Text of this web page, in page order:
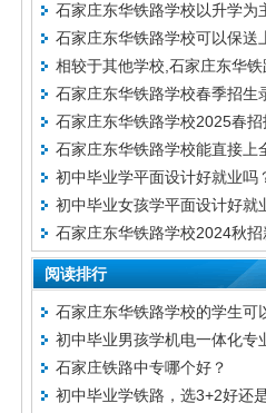
专业有哪些
石家庄东华铁路学校以升学为
主？
石家庄东华铁路学校可以保送
相较于其他学校,石家庄东华
特别的优势？
石家庄东华铁路学校春季招生
多少？
石家庄东华铁路学校2025春
些？
石家庄东华铁路学校能直接上
吗？
初中毕业学平面设计好就业吗
初中毕业女孩学平面设计好就
石家庄东华铁路学校2024秋
人间?
阅读排行
石家庄东华铁路学校的学生可
吗？
初中毕业男孩学机电一体化专
机器人专业好
石家庄铁路中专哪个好？
初中毕业学铁路，选3+2好还